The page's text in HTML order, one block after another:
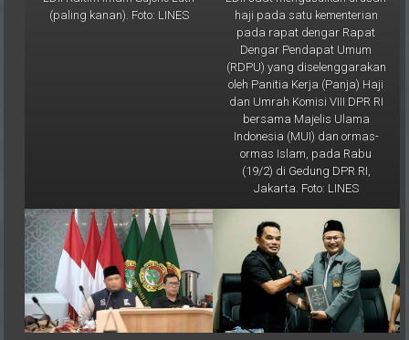
(paling kanan). Foto: LINES
haji pada satu kementerian
pada rapat dengar Rapat
Dengar Pendapat Umum
(RDPU) yang diselenggarakan
oleh Panitia Kerja (Panja) Haji
dan Umrah Komisi VIII DPR RI
bersama Majelis Ulama
Indonesia (MUI) dan ormas-
ormas Islam, pada Rabu
(19/2) di Gedung DPR RI,
Jakarta. Foto: LINES